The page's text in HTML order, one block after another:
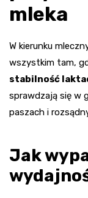
mleka
W kierunku
wszystkim tam,
stabilność
sprawdzają się w
paszach i
Jak